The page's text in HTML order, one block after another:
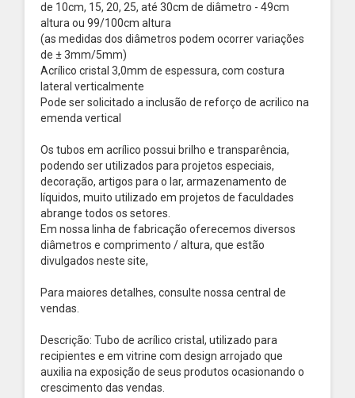
de 10cm, 15, 20, 25, até 30cm de diâmetro - 49cm
altura ou 99/100cm altura
(as medidas dos diâmetros podem ocorrer variações
de ± 3mm/5mm)
Acrílico cristal 3,0mm de espessura, com costura
lateral verticalmente
Pode ser solicitado a inclusão de reforço de acrilico na
emenda vertical
Os tubos em acrílico possui brilho e transparência,
podendo ser utilizados para projetos especiais,
decoração, artigos para o lar, armazenamento de
líquidos, muito utilizado em projetos de faculdades
abrange todos os setores.
Em nossa linha de fabricação oferecemos diversos
diâmetros e comprimento / altura, que estão
divulgados neste site,
Para maiores detalhes, consulte nossa central de
vendas.
Descrição: Tubo de acrílico cristal, utilizado para
recipientes e em vitrine com design arrojado que
auxilia na exposição de seus produtos ocasionando o
crescimento das vendas.